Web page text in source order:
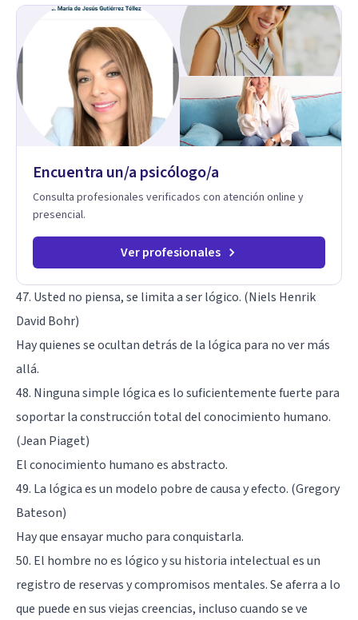
Encuentra un/a psicólogo/a
Consulta profesionales verificados con atención online y
presencial.
Ver profesionales
47. Usted no piensa, se limita a ser lógico. (Niels Henrik
David Bohr)
Hay quienes se ocultan detrás de la lógica para no ver más
allá.
48. Ninguna simple lógica es lo suficientemente fuerte para
soportar la construcción total del conocimiento humano.
(Jean Piaget)
El conocimiento humano es abstracto.
49. La lógica es un modelo pobre de causa y efecto. (Gregory
Bateson)
Hay que ensayar mucho para conquistarla.
50. El hombre no es lógico y su historia intelectual es un
registro de reservas y compromisos mentales. Se aferra a lo
que puede en sus viejas creencias, incluso cuando se ve